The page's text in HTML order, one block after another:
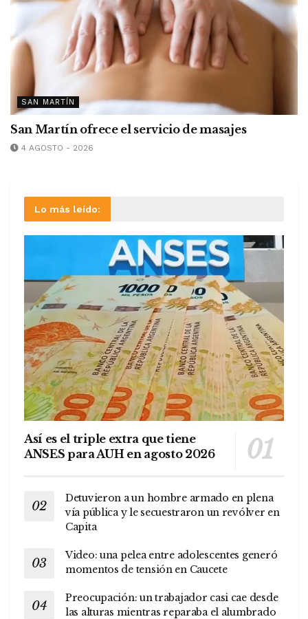
SAN MARTÍN
San Martín ofrece el servicio de masajes
4 AGOSTO - 2026
Lo más leído:
Así es el triple extra que tiene
ANSES para AUH en agosto 2026
Detuvieron a un hombre armado en plena
vía pública y le secuestraron un revólver en
Capita
Video: una pelea entre adolescentes generó
momentos de tensión en Caucete
Preocupación: un trabajador casi cae desde
las alturas mientras reparaba el alumbrado